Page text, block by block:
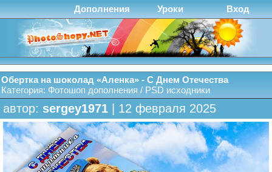
Дополнения Уроки Вход
Обертка на шоколад «Аленка» - С Днем Отечества
Категория: Фотошоп дополнения / PSD исходники
автор: sergey1971 | 12 февраля 2025